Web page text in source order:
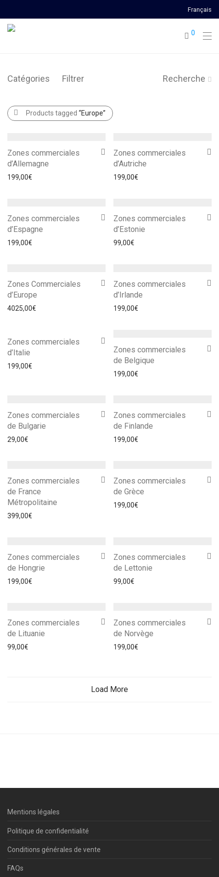
Français
0
Catégories Filtrer Recherche
Products tagged “Europe”
Zones commerciales
d’Allemagne
199,00€
Zones commerciales
d’Autriche
199,00€
Zones commerciales
d’Espagne
199,00€
Zones commerciales
d’Estonie
99,00€
Zones Commerciales
d’Europe
4025,00€
Zones commerciales
d’Irlande
199,00€
Zones commerciales
d’Italie
199,00€
Zones commerciales
de Belgique
199,00€
Zones commerciales
de Bulgarie
29,00€
Zones commerciales
de Finlande
199,00€
Zones commerciales
de France
Métropolitaine
399,00€
Zones commerciales
de Grèce
199,00€
Zones commerciales
de Hongrie
199,00€
Zones commerciales
de Lettonie
99,00€
Zones commerciales
de Lituanie
99,00€
Zones commerciales
de Norvège
199,00€
Load More
Mentions légales
Politique de confidentialité
Conditions générales de vente
FAQs